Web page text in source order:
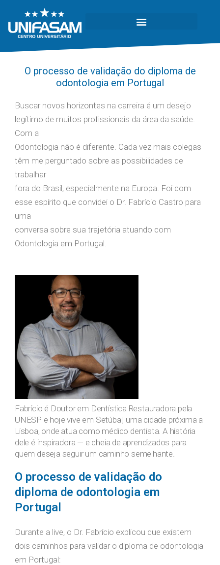
O processo de validação do diploma de
odontologia em Portugal
Buscar novos horizontes na carreira é um desejo
legítimo de muitos profissionais da área da saúde.
Com a
Odontologia não é diferente. Cada vez mais colegas
têm me perguntado sobre as possibilidades de
trabalhar
fora do Brasil, especialmente na Europa. Foi com
esse espírito que convidei o Dr. Fabrício Castro para
uma
conversa sobre sua trajetória atuando com
Odontologia em Portugal.
Fabrício é Doutor em Dentística Restauradora pela
UNESP e hoje vive em Setúbal, uma cidade próxima a
Lisboa, onde atua como médico dentista. A história
dele é inspiradora — e cheia de aprendizados para
quem deseja seguir um caminho semelhante.
O processo de validação do
diploma de odontologia em
Portugal
Durante a live, o Dr. Fabrício explicou que existem
dois caminhos para validar o diploma de odontologia
em Portugal: